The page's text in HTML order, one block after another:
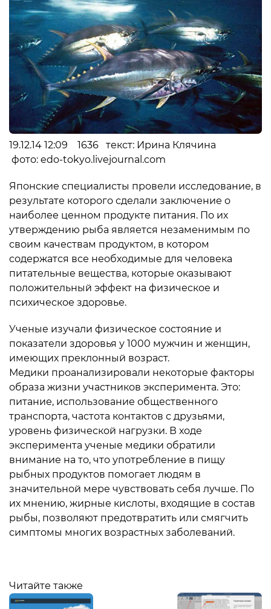
19.12.14 12:09 1636 текст: Ирина Клячина
фото: edo-tokyo.livejournal.com
Японские специалисты провели исследование, в
результате которого сделали заключение о
наиболее ценном продукте питания. По их
утверждению рыба является незаменимым по
своим качествам продуктом, в котором
содержатся все необходимые для человека
питательные вещества, которые оказывают
положительный эффект на физическое и
психическое здоровье.
Ученые изучали физическое состояние и
показатели здоровья у 1000 мужчин и женщин,
имеющих преклонный возраст.
Медики проанализировали некоторые факторы
образа жизни участников эксперимента. Это:
питание, использование общественного
транспорта, частота контактов с друзьями,
уровень физической нагрузки. В ходе
эксперимента ученые медики обратили
внимание на то, что употребление в пищу
рыбных продуктов помогает людям в
значительной мере чувствовать себя лучше. По
их мнению, жирные кислоты, входящие в состав
рыбы, позволяют предотвратить или смягчить
симптомы многих возрастных заболеваний.
Читайте также